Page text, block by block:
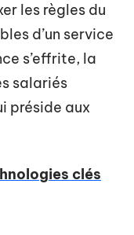
les règles du
d’un service
s’effrite, la
salariés
préside aux
clés